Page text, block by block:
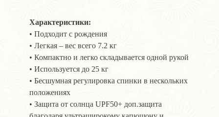
Характеристики:
• Подходит с рождения
• Легкая – вес всего 7.2 кг
• Компактно и легко складывается одной рукой
• Используется до 25 кг
• Бесшумная регулировка спинки в нескольких
положениях
• Защита от солнца UPF50+ доп.защита